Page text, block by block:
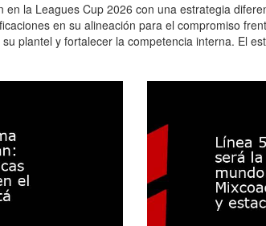
en la Leagues Cup 2026 con una estrategia
en su alineación para el compromiso
plantel y fortalecer la competencia interna. El